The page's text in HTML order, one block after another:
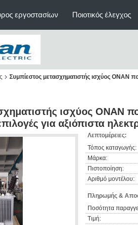
εργοστασίων Ποιοτικός έλεγχος
Συμπίεστος μετασχηματιστής ισχύος ONAN
ισχύος ONAN
για αξιόπιστα
Λεπτομέρειες:
Τόπος καταγωγής:
Μάρκα:
Πιστοποίηση:
Αριθμό μοντέλου:
Πληρωμής &
Ποσότητα
Τιμή: